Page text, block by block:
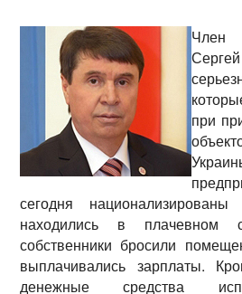
Член
при
сегодня
находились в плачевном
собственники бросили
выплачивались зарплаты.
денежные средства